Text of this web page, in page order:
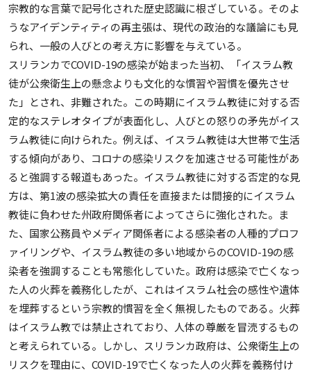
宗教的な言葉で記号化された歴史認識に根ざしている。そのよ
うなアイデンティティの再主張は、現代の政治的な議論にも見
られ、一般の人びとの考え方に影響を与えている。
スリランカでCOVID-19の感染が始まった当初、「イスラム教
徒が公衆衛生上の懸念よりも文化的な慣習や習慣を優先させ
た」とされ、非難された。この時期にイスラム教徒に対する否
定的なステレオタイプが表面化し、人びとの怒りの矛先がイス
ラム教徒に向けられた。例えば、イスラム教徒は大世帯で生活
する傾向があり、コロナの感染リスクを加速させる可能性があ
ると強調する報道もあった。イスラム教徒に対する否定的な見
方は、第1波の感染拡大の責任を直接または間接的にイスラム
教徒に負わせた州政府関係者によってさらに強化された。ま
た、国家公務員やメディア関係者による感染者の人種的プロフ
ァイリングや、イスラム教徒の多い地域からのCOVID-19の感
染者を強調することも常態化していた。政府は感染で亡くなっ
た人の火葬を義務化したが、これはイスラム社会の感性や遺体
を埋葬するという宗教的慣習を全く無視したものである。火葬
はイスラム教では禁止されており、人体の尊厳を冒涜するもの
と考えられている。しかし、スリランカ政府は、公衆衛生上の
リスクを理由に、COVID-19で亡くなった人の火葬を義務付け